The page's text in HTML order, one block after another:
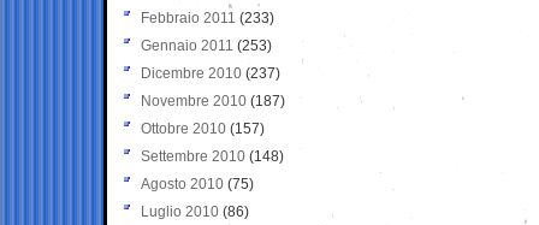
Febbraio 2011 (233)
Gennaio 2011 (253)
Dicembre 2010 (237)
Novembre 2010 (187)
Ottobre 2010 (157)
Settembre 2010 (148)
Agosto 2010 (75)
Luglio 2010 (86)